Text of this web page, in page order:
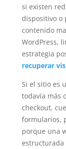
si existen
dispositivo o
contenido
WordPress,
estrategia
recuperar
Si el sitio es
todavía más
checkout,
formularios,
porque una
estructurada